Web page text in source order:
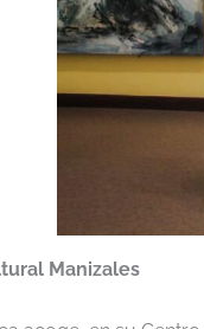
Manizales